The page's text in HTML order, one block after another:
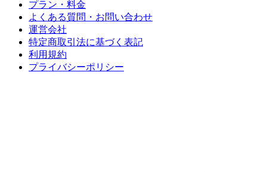
プラン・料金
よくある質問・お問い合わせ
運営会社
特定商取引法に基づく表記
利用規約
プライバシーポリシー